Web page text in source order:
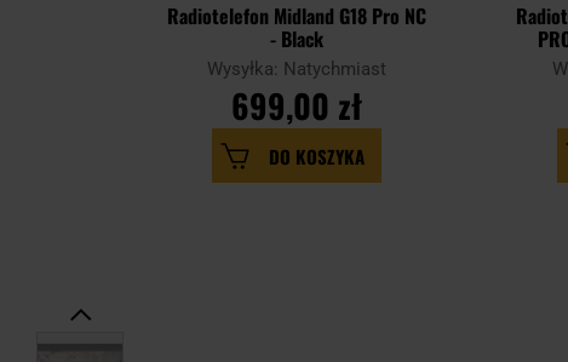
Radiotelefon Midland G18 Pro NC
- Black
Wysyłka: Natychmiast
699,00 zł
DO KOSZYKA